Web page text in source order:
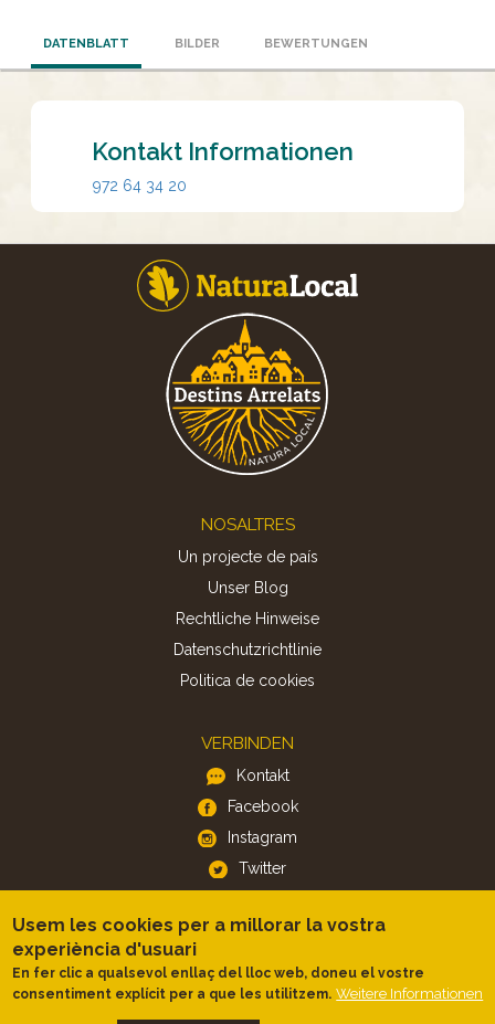
DATENBLATT BILDER BEWERTUNGEN
Kontakt Informationen
972 64 34 20
NOSALTRES
Un projecte de país
Unser Blog
Rechtliche Hinweise
Datenschutzrichtlinie
Politica de cookies
VERBINDEN
Kontakt
Facebook
Instagram
Twitter
APP
iOS
Android
Usem les cookies per a millorar la vostra
experiència d'usuari
En fer clic a qualsevol enllaç del lloc web, doneu el vostre
consentiment explícit per a que les utilitzem. Weitere Informationen